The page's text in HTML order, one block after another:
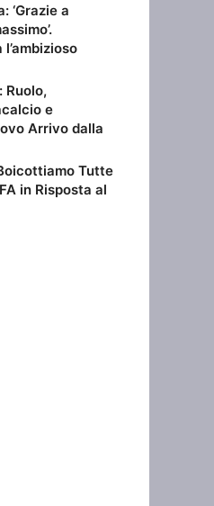
‘Grazie a
Ruolo,
e
Arrivo dalla
Tutte
in Risposta al